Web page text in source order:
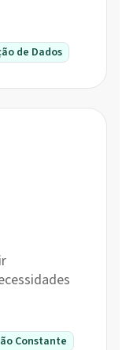
de Dados
Constante